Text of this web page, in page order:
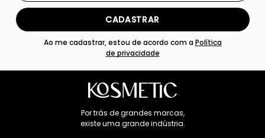
CADASTRAR
Ao me cadastrar, estou de acordo com aPolítica
de privacidade
Por trás de grandes marcas,
existe uma grande indústria.